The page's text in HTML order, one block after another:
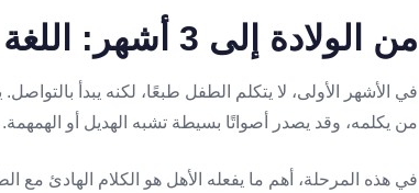
من الولادة إلى 3 أشهر: اللغة تبدأ بالبكاء والانتباه
في الأشهر الأولى، لا يتكلم الطفل طبعًا، لكنه يبدأ
من يكلمه، وقد يصدر أصواتًا بسيطة تشبه الهديل أو الهمهمة.
في هذه المرحلة، أهم ما يفعله الأهل هو الكلام الهادئ مع